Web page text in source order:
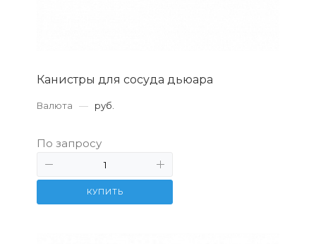
Канистры для сосуда дьюара
Валюта — руб.
По запросу
КУПИТЬ